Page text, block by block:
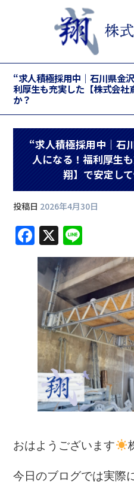
“求人積極採用中｜石川県金
利厚生も充実した【株式会
か？
“求人積極採用中｜石
人になる！福利厚生
翔】で安定し
投稿日 2026年4月30日
F
a
c
e
b
o
o
k
X
n
e
おはようございます
今日のブログでは実際